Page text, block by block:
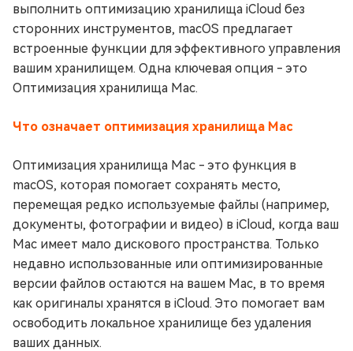
выполнить оптимизацию хранилища iCloud без
сторонних инструментов, macOS предлагает
встроенные функции для эффективного управления
вашим хранилищем. Одна ключевая опция - это
Оптимизация хранилища Mac.
Что означает оптимизация хранилища Mac
Оптимизация хранилища Mac - это функция в
macOS, которая помогает сохранять место,
перемещая редко используемые файлы (например,
документы, фотографии и видео) в iCloud, когда ваш
Mac имеет мало дискового пространства. Только
недавно использованные или оптимизированные
версии файлов остаются на вашем Mac, в то время
как оригиналы хранятся в iCloud. Это помогает вам
освободить локальное хранилище без удаления
ваших данных.